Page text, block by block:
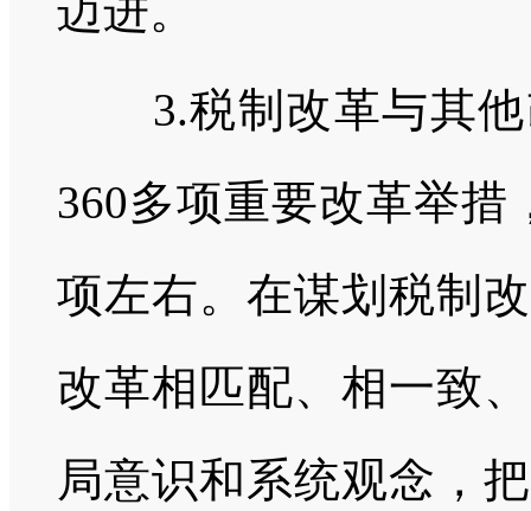
迈进。
3.税制改革与其他
360多项重要改革举措
项左右。在谋划税制
改革相匹配、相一致
局意识和系统观念，